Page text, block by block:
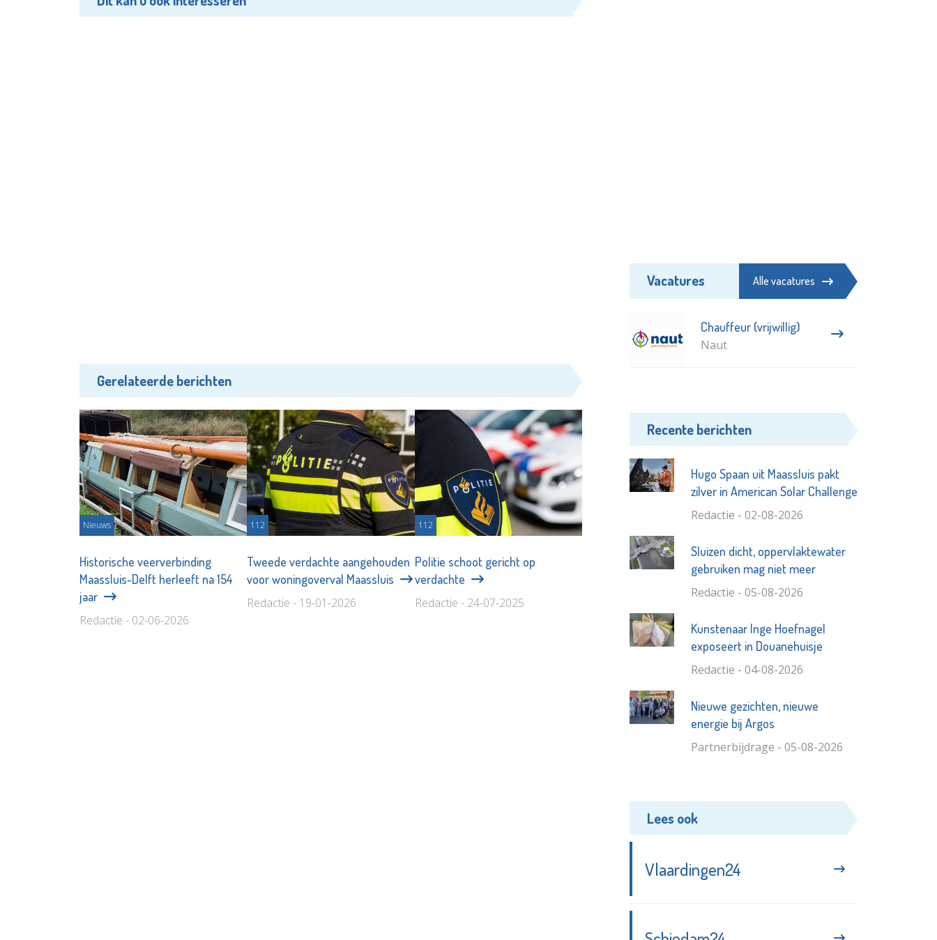
Gerelateerde berichten
Nieuws
Historische veerverbinding
Maassluis-Delft herleeft na 154
jaar
Redactie - 02-06-2026
112
Tweede verdachte aangehouden
voor woningoverval Maassluis
Redactie - 19-01-2026
112
Politie schoot gericht op
verdachte
Redactie - 24-07-2025
Vacatures Alle vacatures
Chauffeur (vrijwillig)
Naut
Recente berichten
Hugo Spaan uit Maassluis pakt
zilver in American Solar Challenge
Redactie - 02-08-2026
Sluizen dicht, oppervlaktewater
gebruiken mag niet meer
Redactie - 05-08-2026
Kunstenaar Inge Hoefnagel
exposeert in Douanehuisje
Redactie - 04-08-2026
Nieuwe gezichten, nieuwe
energie bij Argos
Partnerbijdrage - 05-08-2026
Lees ook
Vlaardingen24